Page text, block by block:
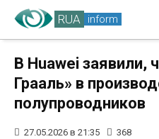
RUA inform
В Huawei заявили,
Грааль» в
полупроводников
27.05.2026 в 21:35 368